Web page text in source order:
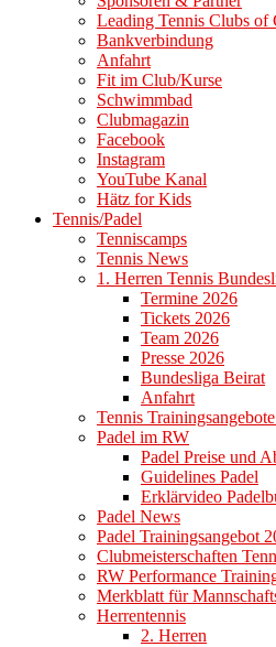
Leading Tennis Clubs of
Bankverbindung
Anfahrt
Fit im Club/Kurse
Schwimmbad
Clubmagazin
Facebook
Instagram
YouTube Kanal
Hätz for Kids
Tennis/Padel
Tenniscamps
Tennis News
1. Herren Tennis
Termine 2026
Tickets 2026
Team 2026
Presse 2026
Bundesliga Beirat
Anfahrt
Tennis
Padel im RW
Padel Preise und
Guidelines Padel
Erklärvideo
Padel News
Padel Trainingsangebot
Clubmeisterschaften
RW Performance
Merkblatt für
Herrentennis
2. Herren